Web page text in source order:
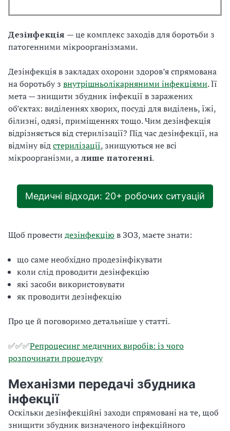
Дезінфекція — це комплекс заходів для боротьби з
патогенними мікроорганізмами.
Дезінфекція в закладах охорони здоров’я спрямована
на боротьбу з внутрішньолікарняними інфекціями. Її
мета — знищити збудник інфекції в заражених
об’єктах: виділеннях хворих, посуді для виділень, їжі,
білизні, одязі, приміщеннях тощо. Чим дезінфекція
відрізняється від стерилізації? Під час дезінфекції, на
відміну відстерилізації, знищуються не всі
мікроорганізми, алише патогенні.
Медичні відходи: 20+ робочих ситуацій
Щоб провести дезінфекцію в ЗОЗ, маєте знати:
що саме необхідно продезінфікувати
коли слід проводити дезінфекцію
які засоби використовувати
як проводити дезінфекцію
Про це й поговоримо детальніше у статті.
✅✅✅Репроцесинг медичних виробів: із чого
розпочинати процедуру
Механізми передачі збудника
інфекції
Оскільки дезінфекційні заходи спрямовані на те, щоб
знищити збудник визначеного інфекційного